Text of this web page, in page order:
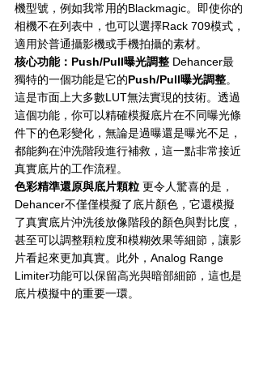
機型號，例如我常用的Blackmagic。即使你的
相機不在列表中，也可以選擇Rack 709模式，
適用於普通攝影機或手機拍攝的素材。
核心功能：Push/Pull曝光調整 Dehancer最
獨特的一個功能是它的Push/Pull曝光調整。
這是市面上大多數LUT無法實現的技術。透過
這個功能，你可以精確模擬底片在不同曝光條
件下的色彩變化，無論是過曝還是曝光不足，
都能夠在沖洗階段進行補救，這一點非常接近
真實底片的工作流程。
色彩精準還原與底片顆粒 更令人驚喜的是，
Dehancer不僅僅模擬了底片顏色，它還模擬
了真實底片沖洗後放像階段的顏色與對比度，
甚至可以調整顆粒度和模糊效果等細節，讓影
片看起來更加真實。此外，Analog Range
Limiter功能可以保留高光與暗部細節，這也是
底片模擬中的重要一環。